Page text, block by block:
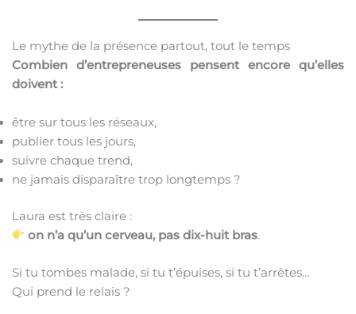
Le mythe de la présence partout, tout le temps
Combien d’entrepreneuses pensent encore qu’elles
doivent :
être sur tous les réseaux,
publier tous les jours,
suivre chaque trend,
ne jamais disparaître trop longtemps ?
Laura est très claire :
on n’a qu’un cerveau, pas dix-huit bras.
Si tu tombes malade, si tu t’épuises, si tu t’arrêtes…
Qui prend le relais ?